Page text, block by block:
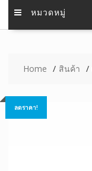
หมวดหมู่
Home สินค้า
ลดราคา!